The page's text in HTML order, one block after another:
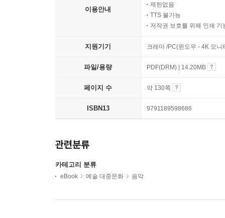
이용안내
제한없음
TTS 불가능
저작권 보호를 위해 인쇄 기
지원기기 크레마 /PC(윈도우 - 4K 모
파일/용량 PDF(DRM) | 14.20MB
페이지 수 약 130쪽
ISBN13 9791189598686
관련분류
카테고리 분류
eBook 예술 대중문화 음악